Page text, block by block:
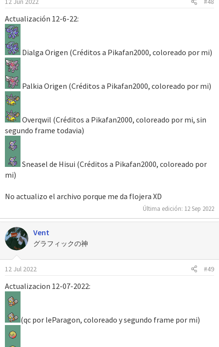
He subido todos los iconos a MediaFire, para más comodidad.
Descarga:
Pokemon Legends Arceus Icons
Actualización 12-6-22:
Dialga Origen (Créditos a Pikafan2000, coloreado por mi)
Palkia Origen (Créditos a Pikafan2000, coloreado por mi)
Overqwil (Créditos a Pikafan2000, coloreado por mi, sin
segundo frame todavia)
Sneasel de Hisui (Créditos a Pikafan2000, coloreado por
mi)
No actualizo el archivo porque me da flojera XD
Última edición: 12 Sep 2022
Vent
グラフィックの神
12 Jul 2022 #49
Actualizacion 12-07-2022:
(qc por leParagon, coloreado y segundo frame por mi)